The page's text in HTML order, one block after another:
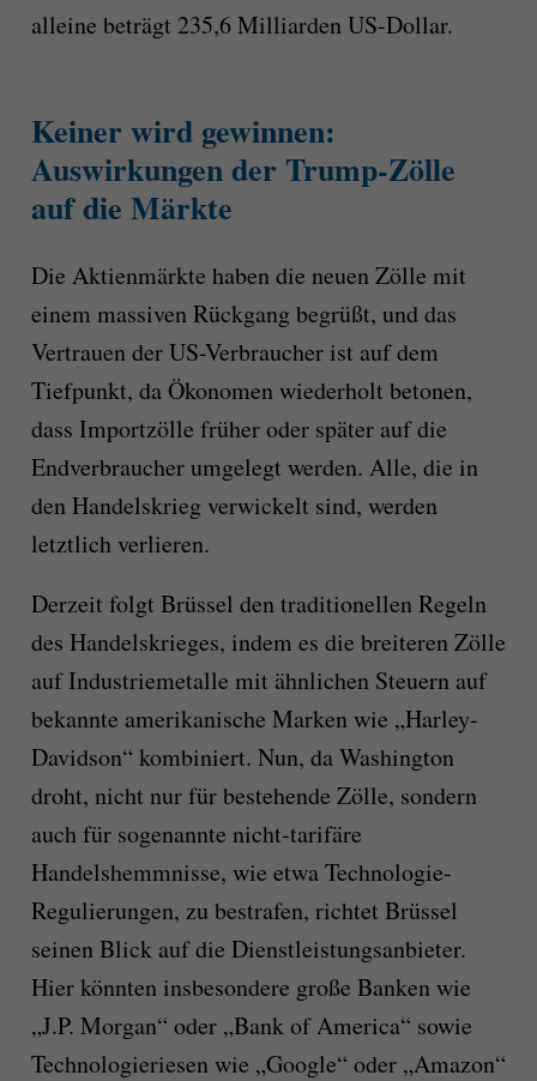
alleine beträgt 235,6 Milliarden US-Dollar.
Keiner wird gewinnen:
Auswirkungen der Trump-Zölle
auf die Märkte
Die Aktienmärkte haben die neuen Zölle mit
einem massiven Rückgang begrüßt, und das
Vertrauen der US-Verbraucher ist auf dem
Tiefpunkt, da Ökonomen wiederholt betonen,
dass Importzölle früher oder später auf die
Endverbraucher umgelegt werden. Alle, die in
den Handelskrieg verwickelt sind, werden
letztlich verlieren.
Derzeit folgt Brüssel den traditionellen Regeln
des Handelskrieges, indem es die breiteren Zölle
auf Industriemetalle mit ähnlichen Steuern auf
bekannte amerikanische Marken wie „Harley-
Davidson“ kombiniert. Nun, da Washington
droht, nicht nur für bestehende Zölle, sondern
auch für sogenannte nicht-tarifäre
Handelshemmnisse, wie etwa Technologie-
Regulierungen, zu bestrafen, richtet Brüssel
seinen Blick auf die Dienstleistungsanbieter.
Hier könnten insbesondere große Banken wie
„J.P. Morgan“ oder „Bank of America“ sowie
Technologieriesen wie „Google“ oder „Amazon“